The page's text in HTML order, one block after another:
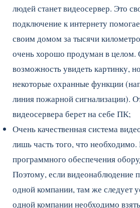
людей станет видеосервер. Это
подключение к интернету
своим домом за тысячи
очень хорошо продуман в целом.
возможность увидеть картинку,
некоторые охранные функции
линия пожарной сигнализации).
видеосервера берет на себе ПК;
Очень качественная система
лишь часть того, что необходимо.
программного обеспечения
Поэтому, если видеонаблюдение
одной компании, там же следует
одной компании необходимо